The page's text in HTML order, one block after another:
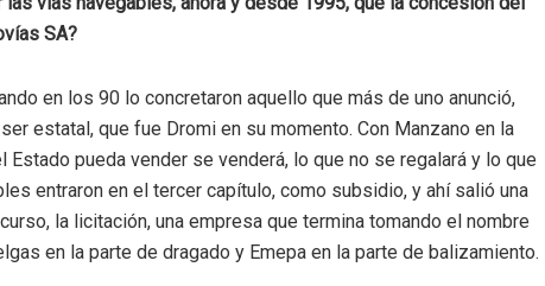
SA?
en los 90 lo concretaron aquello que más de uno anunció,
estatal, que fue Dromi en su momento. Con Manzano en la
pueda vender se venderá, lo que no se regalará y lo que
entraron en el tercer capítulo, como subsidio, y ahí salió una
la licitación, una empresa que termina tomando el nombre
en la parte de dragado y Emepa en la parte de balizamiento.